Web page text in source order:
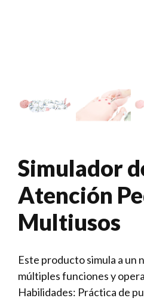
Simulador
Atención
Multiusos
Este producto simula a un
múltiples funciones y
Habilidades: Práctica de